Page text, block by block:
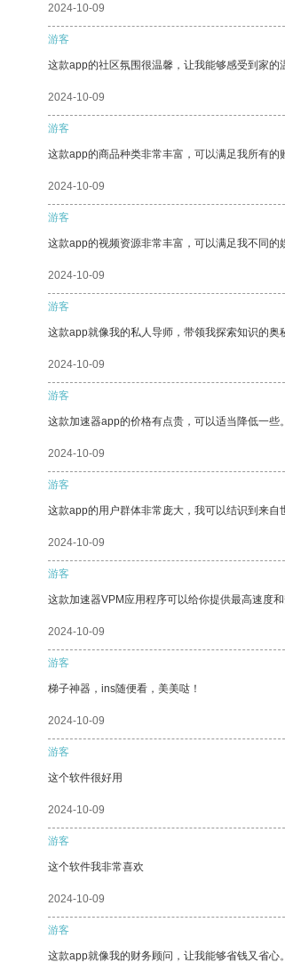
2024-10-09
游客
这款app的社区氛围很温馨，让我能够感受到家的
2024-10-09
游客
这款app的商品种类非常丰富，可以满足我所有的
2024-10-09
游客
这款app的视频资源非常丰富，可以满足我不同的
2024-10-09
游客
这款app就像我的私人导师，带领我探索知识的奥
2024-10-09
游客
这款加速器app的价格有点贵，可以适当降低一些
2024-10-09
游客
这款app的用户群体非常庞大，我可以结识到来自
2024-10-09
游客
这款加速器VPM应用程序可以给你提供最高速度
2024-10-09
游客
梯子神器，ins随便看，美美哒！
2024-10-09
游客
这个软件很好用
2024-10-09
游客
这个软件我非常喜欢
2024-10-09
游客
这款app就像我的财务顾问，让我能够省钱又省心。